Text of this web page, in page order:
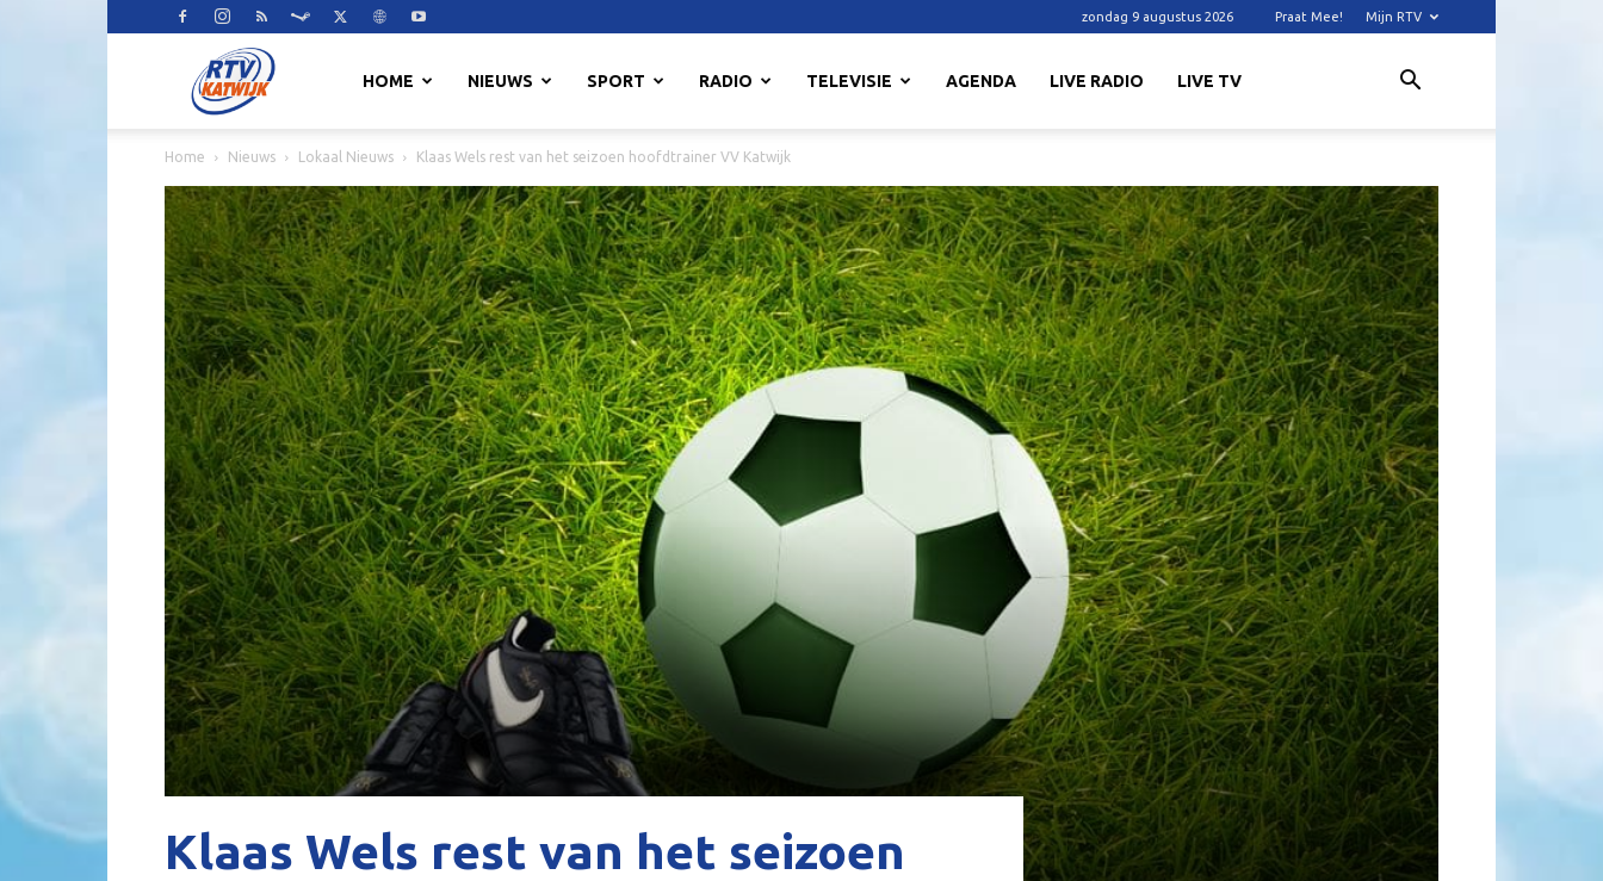
zondag 9 augustus 2026 Praat Mee! Mijn RTV
HOME NIEUWS SPORT RADIO TELEVISIE AGENDA LIVE RADIO LIVE TV
Home Nieuws Lokaal Nieuws Klaas Wels rest van het seizoen hoofdtrainer VV Katwijk
Klaas Wels rest van het seizoen